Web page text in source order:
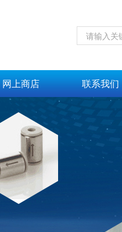
网上商店 联系我们